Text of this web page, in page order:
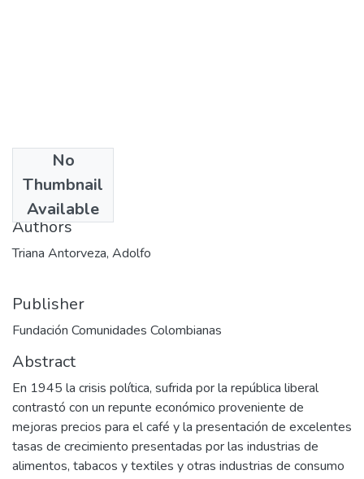
No
Thumbnail
Available
1994-08
Authors
Triana Antorveza, Adolfo
Publisher
Fundación Comunidades Colombianas
Abstract
En 1945 la crisis política, sufrida por la república liberal
contrastó con un repunte económico proveniente de
mejoras precios para el café y la presentación de excelentes
tasas de crecimiento presentadas por las industrias de
alimentos, tabacos y textiles y otras industrias de consumo